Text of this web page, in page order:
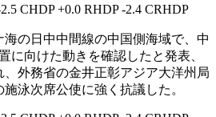
CHDP +0.0 RHDP -2.4 CRHDP
海の日中中間線の中国側海域で、中
に向けた動きを確認したと発表、
外務省の金井正彰アジア大洋州局
泳次席公使に強く抗議した。